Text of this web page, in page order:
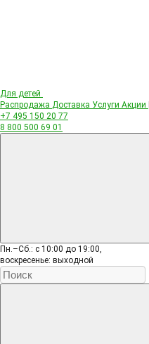
Для детей
Распродажа Доставка Услуги Акции
+7 495 150 20 77
8 800 500 69 01
Пн.–Сб.: с 10:00 до 19:00,
воскресенье: выходной